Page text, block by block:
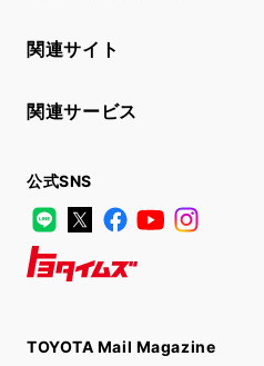
関連サイト
関連サービス
公式SNS
LINE
X FacebookYouTube
TOYOTA Mail Magazine